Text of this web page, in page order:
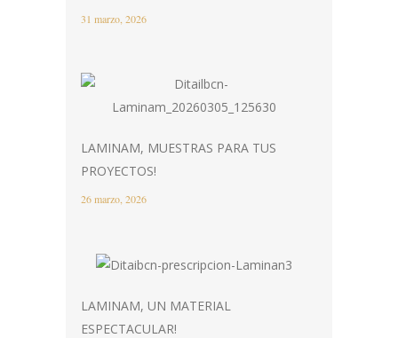
31 marzo, 2026
LAMINAM, MUESTRAS PARA TUS
PROYECTOS!
26 marzo, 2026
LAMINAM, UN MATERIAL
ESPECTACULAR!